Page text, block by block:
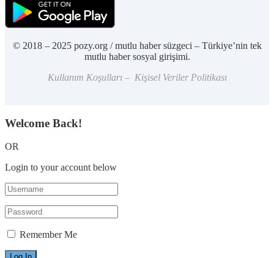
© 2018 – 2025 pozy.org / mutlu haber süzgeci – Türkiye’nin tek
mutlu haber sosyal girişimi.
Kullanım Koşulları – Kişisel Veriler Politikası
Welcome Back!
OR
Login to your account below
Remember Me